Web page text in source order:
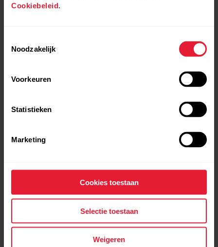
Cookiebeleid.
Noodzakelijk
Voorkeuren
Statistieken
Marketing
Cookies toestaan
Selectie toestaan
Weigeren